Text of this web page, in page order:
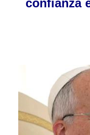
confianza